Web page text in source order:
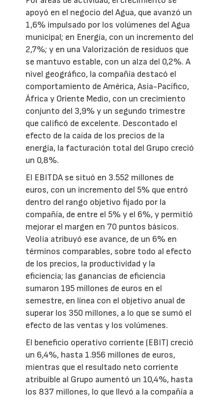
apoyó en el negocio del Agua, que avanzó un
1,6% impulsado por los volúmenes del Agua
municipal; en Energía, con un incremento del
2,7%; y en una Valorización de residuos que
se mantuvo estable, con un alza del 0,2%. A
nivel geográfico, la compañía destacó el
comportamiento de América, Asia-Pacífico,
África y Oriente Medio, con un crecimiento
conjunto del 3,9% y un segundo trimestre
que calificó de excelente. Descontado el
efecto de la caída de los precios de la
energía, la facturación total del Grupo creció
un 0,8%.
El EBITDA se situó en 3.552 millones de
euros, con un incremento del 5% que entró
dentro del rango objetivo fijado por la
compañía, de entre el 5% y el 6%, y permitió
mejorar el margen en 70 puntos básicos.
Veolia atribuyó ese avance, de un 6% en
términos comparables, sobre todo al efecto
de los precios, la productividad y la
eficiencia; las ganancias de eficiencia
sumaron 195 millones de euros en el
semestre, en línea con el objetivo anual de
superar los 350 millones, a lo que se sumó el
efecto de las ventas y los volúmenes.
El beneficio operativo corriente (EBIT) creció
un 6,4%, hasta 1.956 millones de euros,
mientras que el resultado neto corriente
atribuible al Grupo aumentó un 10,4%, hasta
los 837 millones, lo que llevó a la compañía a